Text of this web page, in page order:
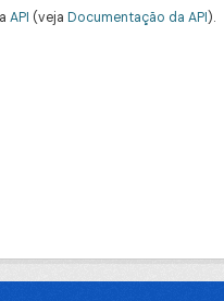
API (veja Documentação da API).